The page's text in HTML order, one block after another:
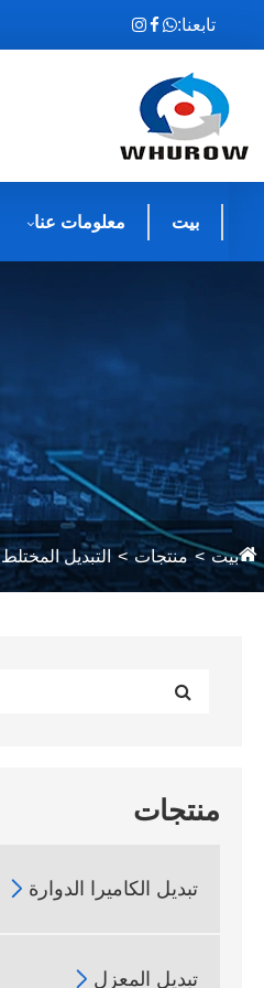
تابعنا:
بيت معلومات عنا
بيت منتجات التبديل المختلط
منتجات
تبديل الكاميرا الدوارة 
تبديل المعزل 